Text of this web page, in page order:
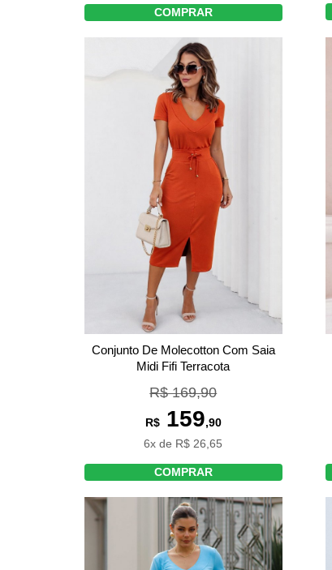
COMPRAR
Conjunto De Molecotton Com Saia
Midi Fifi Terracota
R$ 169,90
R$159,90
6x de R$ 26,65
COMPRAR